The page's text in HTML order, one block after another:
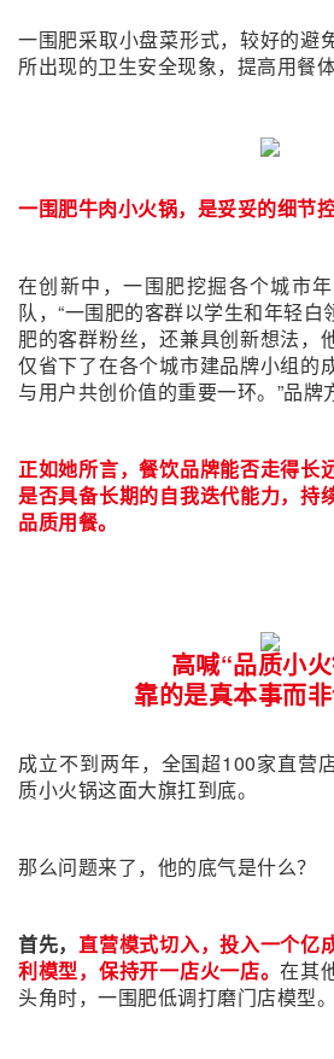
一围肥采取小盘菜形式，较好的避
所出现的卫生安全现象，提高用餐体
一围肥牛肉小火锅，是妥妥的细节控
在创新中，一围肥挖掘各个城市
队，“一围肥的客群以学生和年轻白
肥的客群粉丝，还兼具创新想法，
仅省下了在各个城市建品牌小组的
与用户共创价值的重要一环。”品牌
正如她所言，餐饮品牌能否走得长
是否具备长期的自我迭代能力，持
品质用餐。
高喊“品质小
靠的是真本事而
成立不到两年，全国超100家直营
质小火锅这面大旗扛到底。
那么问题来了，他的底气是什么？
首先，直营模式切入，投入一个亿
利模型，保持开一店火一店。在其
头角时，一围肥低调打磨门店模型。